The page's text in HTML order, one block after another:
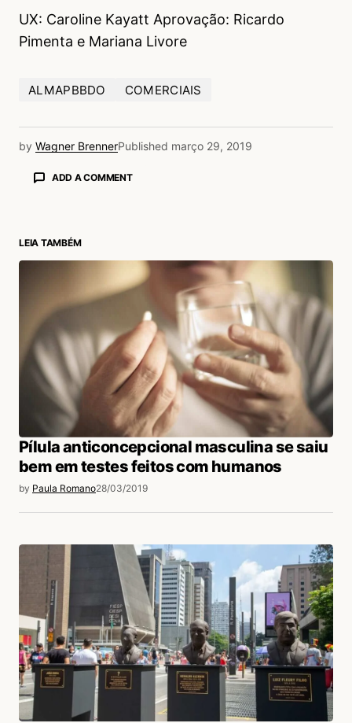
UX: Caroline Kayatt Aprovação: Ricardo
Pimenta e Mariana Livore
ALMAPBBDO COMERCIAIS
by Wagner BrennerPublished março 29, 2019
ADD A COMMENT
LEIA TAMBÉM
Pílula anticoncepcional masculina se saiu
bem em testes feitos com humanos
by Paula Romano28/03/2019